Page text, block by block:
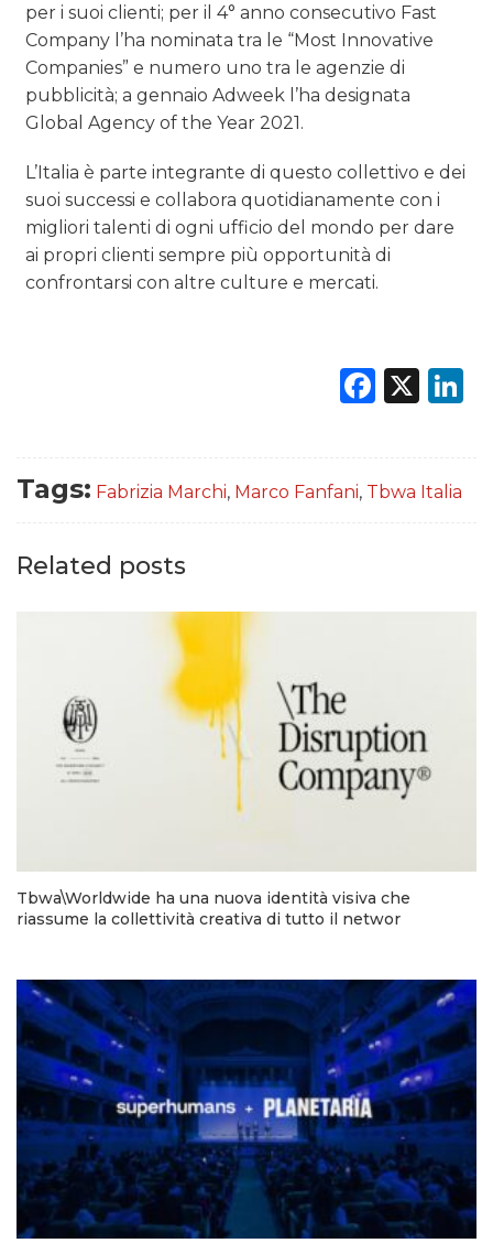
per i suoi clienti; per il 4° anno consecutivo Fast
Company l’ha nominata tra le “Most Innovative
Companies” e numero uno tra le agenzie di
pubblicità; a gennaio Adweek l’ha designata
Global Agency of the Year 2021.
L’Italia è parte integrante di questo collettivo e dei
suoi successi e collabora quotidianamente con i
migliori talenti di ogni ufficio del mondo per dare
ai propri clienti sempre più opportunità di
confrontarsi con altre culture e mercati.
X
Tags: Fabrizia Marchi, Marco Fanfani, Tbwa Italia
Related posts
Tbwa\Worldwide ha una nuova identità visiva che
riassume la collettività creativa di tutto il networ